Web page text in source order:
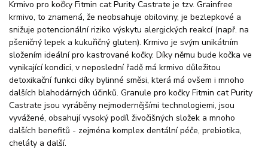
Krmivo pro kočky Fitmin cat Purity Castrate je tzv. Grainfree
krmivo, to znamená, že neobsahuje obiloviny, je bezlepkové a
snižuje potencionální riziko výskytu alergických reakcí (např. na
pšeničný lepek a kukuřičný gluten). Krmivo je svým unikátním
složením ideální pro kastrované kočky. Díky němu bude kočka ve
vynikající kondici, v neposlední řadě má krmivo důležitou
detoxikační funkci díky bylinné směsi, která má ovšem i mnoho
dalších blahodárných účinků. Granule pro kočky Fitmin cat Purity
Castrate jsou vyráběny nejmodernějšími technologiemi, jsou
vyvážené, obsahují vysoký podíl živočišných složek a mnoho
dalších benefitů - zejména komplex dentální péče, prebiotika,
cheláty a další.